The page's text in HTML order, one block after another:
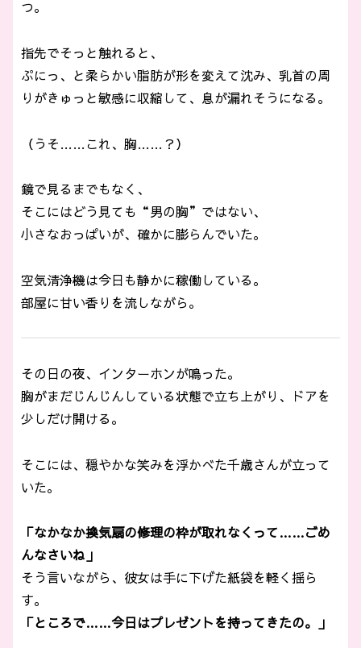
つ。
指先でそっと触れると、
ぷにっ、と柔らかい脂肪が形を変えて沈み、乳首の周
りがきゅっと敏感に収縮して、息が漏れそうになる。
（うそ……これ、胸……？）
鏡で見るまでもなく、
そこにはどう見ても“男の胸”ではない、
小さなおっぱいが、確かに膨らんでいた。
空気清浄機は今日も静かに稼働している。
部屋に甘い香りを流しながら。
その日の夜、インターホンが鳴った。
胸がまだじんじんしている状態で立ち上がり、ドアを
少しだけ開ける。
そこには、穏やかな笑みを浮かべた千歳さんが立って
いた。
「なかなか換気扇の修理の枠が取れなくって……ごめ
んなさいね」
そう言いながら、彼女は手に下げた紙袋を軽く揺ら
す。
「ところで……今日はプレゼントを持ってきたの。」